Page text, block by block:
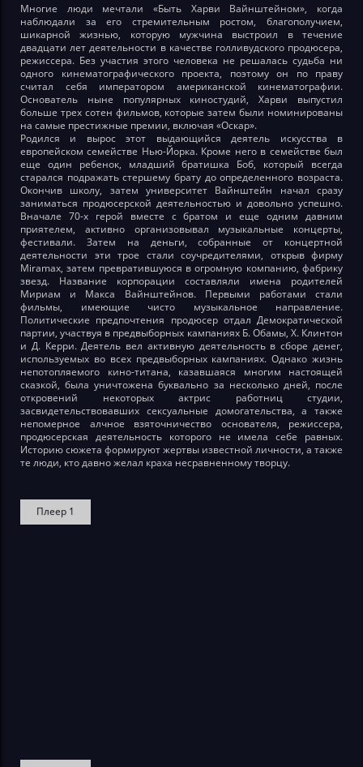
Многие люди мечтали «Быть Харви Вайнштейном», когда
наблюдали за его стремительным ростом, благополучием,
шикарной жизнью, которую мужчина выстроил в течение
двадцати лет деятельности в качестве голливудского продюсера,
режиссера. Без участия этого человека не решалась судьба ни
одного кинематографического проекта, поэтому он по праву
считал себя императором американской кинематографии.
Основатель ныне популярных киностудий, Харви выпустил
больше трех сотен фильмов, которые затем были номинированы
на самые престижные премии, включая «Оскар».
Родился и вырос этот выдающийся деятель искусства в
европейском семействе Нью-Йорка. Кроме него в семействе был
еще один ребенок, младший братишка Боб, который всегда
старался подражать стершему брату до определенного возраста.
Окончив школу, затем университет Вайнштейн начал сразу
заниматься продюсерской деятельностью и довольно успешно.
Вначале 70-х герой вместе с братом и еще одним давним
приятелем, активно организовывал музыкальные концерты,
фестивали. Затем на деньги, собранные от концертной
деятельности эти трое стали соучредителями, открыв фирму
Miramax, затем превратившуюся в огромную компанию, фабрику
звезд. Название корпорации составляли имена родителей
Мириам и Макса Вайнштейнов. Первыми работами стали
фильмы, имеющие чисто музыкальное направление.
Политические предпочтения продюсер отдал Демократической
партии, участвуя в предвыборных кампаниях Б. Обамы, Х. Клинтон
и Д. Керри. Деятель вел активную деятельность в сборе денег,
используемых во всех предвыборных кампаниях. Однако жизнь
непотопляемого кино-титана, казавшаяся многим настоящей
сказкой, была уничтожена буквально за несколько дней, после
откровений некоторых актрис работниц студии,
засвидетельствовавших сексуальные домогательства, а также
непомерное алчное взяточничество основателя, режиссера,
продюсерская деятельность которого не имела себе равных.
Историю сюжета формируют жертвы известной личности, а также
те люди, кто давно желал краха несравненному творцу.
Плеер 1